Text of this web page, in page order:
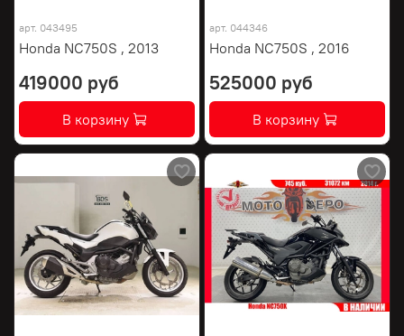
арт. 043495
Honda NC750S , 2013
419000 руб
В корзину
арт. 044346
Honda NC750S , 2016
525000 руб
В корзину